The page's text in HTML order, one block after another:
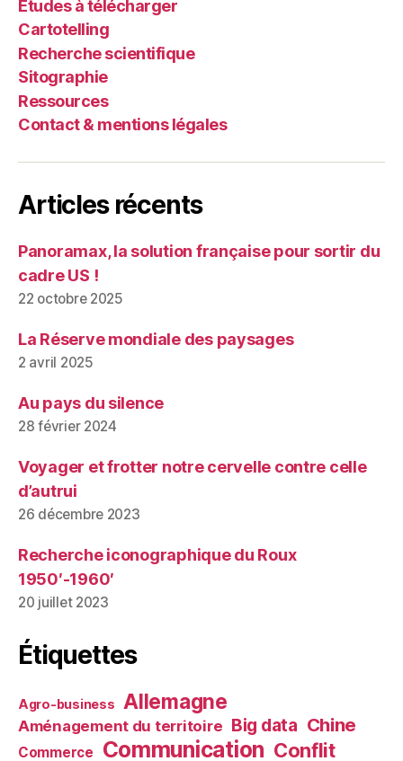
Études à télécharger
Cartotelling
Recherche scientifique
Sitographie
Ressources
Contact & mentions légales
Articles récents
Panoramax, la solution française pour sortir du
cadre US !
22 octobre 2025
La Réserve mondiale des paysages
2 avril 2025
Au pays du silence
28 février 2024
Voyager et frotter notre cervelle contre celle
d’autrui
26 décembre 2023
Recherche iconographique du Roux
1950′-1960′
20 juillet 2023
Étiquettes
Agro-business Allemagne
Aménagement du territoire Big data Chine
Commerce Communication Conflit